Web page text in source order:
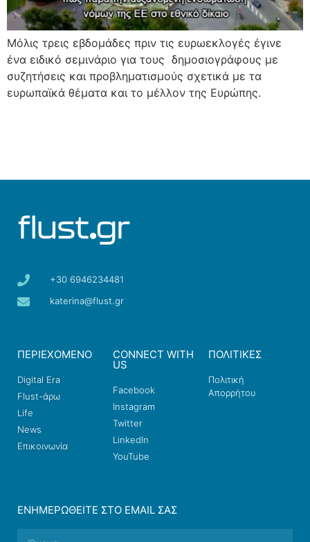
Μόλις τρεις εβδομάδες πριν τις ευρωεκλογές έγινε
ένα ειδικό σεμινάριο για τους δημοσιογράφους με
συζητήσεις και προβληματισμούς σχετικά με τα
ευρωπαϊκά θέματα και το μέλλον της Ευρώπης.
+30 6946234481
katerina@flust.gr
ΠΕΡΙΕΧΟΜΕΝΟ
Digital Era
Flust-άρω
Life
News
Επικοινωνία
CONNECT WITH
US
Facebook
Instagram
Twitter
LinkedIn
YouTube
ΠΟΛΙΤΙΚΕΣ
Πολιτική
Απορρήτου
ΕΝΗΜΕΡΩΘΕΊΤΕ ΣΤΟ EMAIL ΣΑΣ